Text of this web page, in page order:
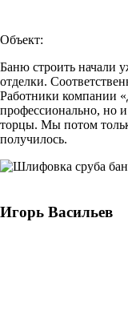
Объект:
Баню строить начали
отделки.
Работники компании
профессионально, но
торцы. Мы потом
получилось.
Игорь Васильев